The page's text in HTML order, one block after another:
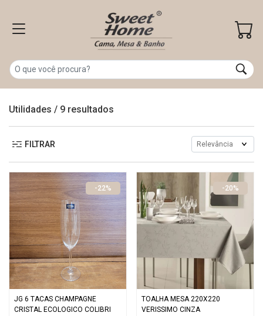
Utilidades / 9 resultados
FILTRAR
-22%
JG 6 TACAS CHAMPAGNE
CRISTAL ECOLOGICO COLIBRI
-20%
TOALHA MESA 220X220
VERISSIMO CINZA